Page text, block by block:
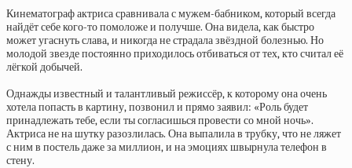
Кинематограф актриса сравнивала с мужем-бабником, который всегда
найдёт себе кого-то помоложе и получше. Она видела, как быстро
может угаснуть слава, и никогда не страдала звёздной болезнью. Но
молодой звезде постоянно приходилось отбиваться от тех, кто считал её
лёгкой добычей.
Однажды известный и талантливый режиссёр, к которому она очень
хотела попасть в картину, позвонил и прямо заявил: «Роль будет
принадлежать тебе, если ты согласишься провести со мной ночь».
Актриса не на шутку разозлилась. Она выпалила в трубку, что не ляжет
с ним в постель даже за миллион, и на эмоциях швырнула телефон в
стену.